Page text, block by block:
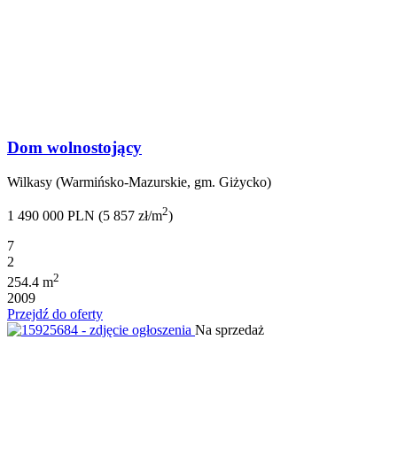
Dom wolnostojący
Wilkasy (Warmińsko-Mazurskie, gm. Giżycko)
1 490 000 PLN (5 857 zł/m2)
7
2
254.4 m2
2009
Przejdź do oferty
Na sprzedaż